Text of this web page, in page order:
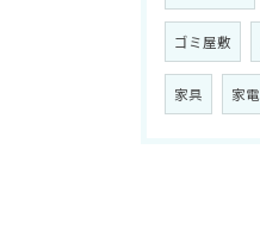
ゴミ屋敷
家具 家電